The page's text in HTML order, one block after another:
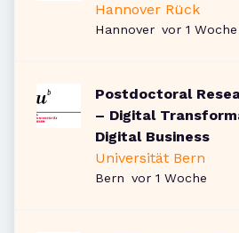
Hannover Rück
Hannover Veröffentlicht
vor 1 Woche
Postdoctoral
– Digital
Digital Business
Universität Bern
Bern Veröffentlicht
vor 1 Woche